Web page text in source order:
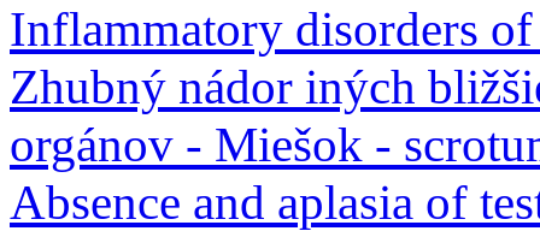
Inflammatory disorders
Zhubný nádor iných
orgánov - Miešok -
Absence and aplasia of